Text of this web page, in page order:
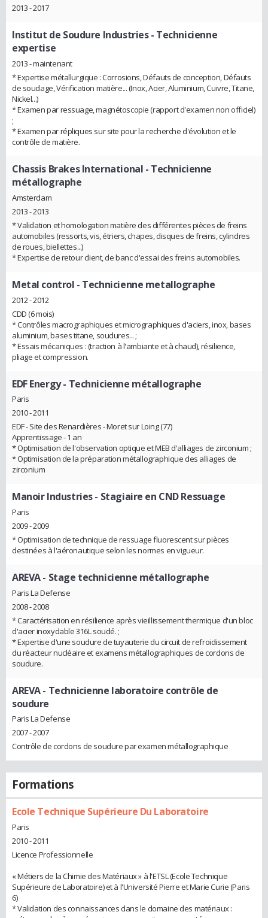
2013 - 2017
Institut de Soudure Industries- Technicienne
expertise
2013 - maintenant
* Expertise métallurgique : Corrosions, Défauts de conception, Défauts
de soudage, Vérification matière... (Inox, Acier, Aluminium, Cuivre, Titane,
Nickel...)
* Examen par ressuage, magnétoscopie (rapport d'examen non officiel)
;
* Examen par répliques sur site pour la recherche d'évolution et le
contrôle de matière.
Chassis Brakes International - Technicienne
métallographe
Amsterdam
2013 - 2013
* Validation et homologation matière des différentes pièces de freins
automobiles (ressorts, vis, étriers, chapes, disques de freins, cylindres
de roues, biellettes...)
* Expertise de retour client, de banc d'essai des freins automobiles.
Metal control - Technicienne metallographe
2012 - 2012
CDD (6 mois)
* Contrôles macrographiques et micrographiques d'aciers, inox, bases
aluminium, bases titane, soudures... ;
* Essais mécaniques : (traction à l'ambiante et à chaud), résilience,
pliage et compression.
EDF Energy- Technicienne métallographe
Paris
2010 - 2011
EDF - Site des Renardières - Moret sur Loing (77)
Apprentissage - 1 an
* Optimisation de l'observation optique et MEB d'alliages de zirconium ;
* Optimisation de la préparation métallographique des alliages de
zirconium
Manoir Industries- Stagiaire en CND Ressuage
Paris
2009 - 2009
* Optimisation de technique de ressuage fluorescent sur pièces
destinées à l'aéronautique selon les normes en vigueur.
AREVA- Stage technicienne métallographe
Paris La Defense
2008 - 2008
* Caractérisation en résilience après vieillissement thermique d'un bloc
d'acier inoxydable 316L soudé. ;
* Expertise d'une soudure de tuyauterie du circuit de refroidissement
du réacteur nucléaire et examens métallographiques de cordons de
soudure.
AREVA- Technicienne laboratoire contrôle de
soudure
Paris La Defense
2007 - 2007
Contrôle de cordons de soudure par examen métallographique
Formations
Ecole Technique Supérieure Du Laboratoire
Paris
2010 - 2011
Licence Professionnelle
« Métiers de la Chimie des Matériaux » à l'ETSL (Ecole Technique
Supérieure de Laboratoire) et à l'Université Pierre et Marie Curie (Paris
6)
* Validation des connaissances dans le domaine des matériaux :